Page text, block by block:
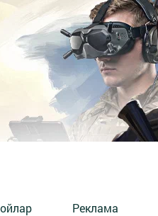
Реклама